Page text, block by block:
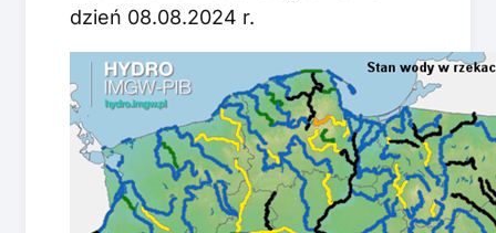
dzień 08.08.2024 r.